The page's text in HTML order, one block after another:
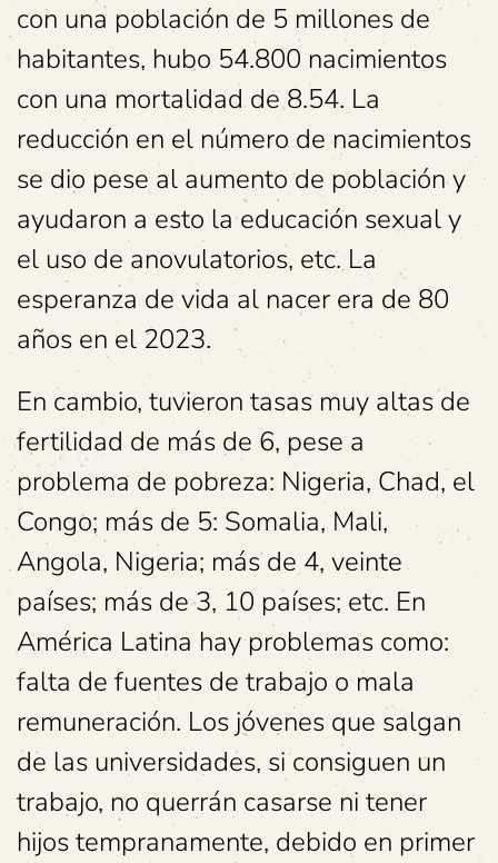
con una población de 5 millones de
habitantes, hubo 54.800 nacimientos
con una mortalidad de 8.54. La
reducción en el número de nacimientos
se dio pese al aumento de población y
ayudaron a esto la educación sexual y
el uso de anovulatorios, etc. La
esperanza de vida al nacer era de 80
años en el 2023.
En cambio, tuvieron tasas muy altas de
fertilidad de más de 6, pese a
problema de pobreza: Nigeria, Chad, el
Congo; más de 5: Somalia, Mali,
Angola, Nigeria; más de 4, veinte
países; más de 3, 10 países; etc. En
América Latina hay problemas como:
falta de fuentes de trabajo o mala
remuneración. Los jóvenes que salgan
de las universidades, si consiguen un
trabajo, no querrán casarse ni tener
hijos tempranamente, debido en primer